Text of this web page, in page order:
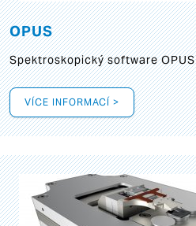
OPUS
Spektroskopický software OPUS
VÍCE INFORMACÍ >